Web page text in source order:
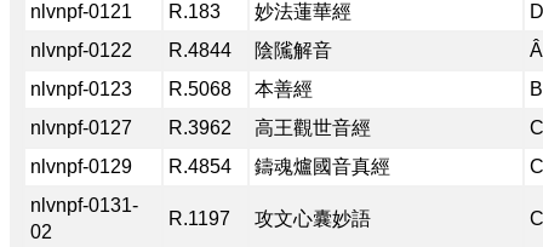
nlvnpf-0121
R.183 妙法蓮華經
nlvnpf-0122
R.4844 陰隲解音
nlvnpf-0123
R.5068 本善經
nlvnpf-0127
R.3962 高王觀世音經
nlvnpf-0129
R.4854 鑄魂爐國音真經
nlvnpf-0131-
02
R.1197 攻文心囊妙語